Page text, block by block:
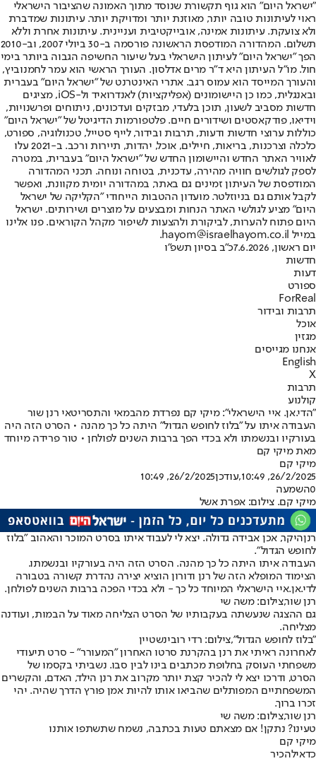
"ישראל היום" הוא גוף תקשורת שנוסד מתוך האמונה שהציבור הישראלי
ראוי לעיתונות טובה יותר, מאוזנת יותר ומדויקת יותר. עיתונות שמדברת
ולא צועקת. עיתונות אמינה, אובייקטיבית ועניינית. עיתונות אחרת וללא
תשלום. המהדורה המודפסת הראשונה פורסמה ב-30 ביולי 2007, וב-2010
הפך "ישראל היום" לעיתון הישראלי בעל שיעור החשיפה הגבוה ביותר בימי
חול. מו"ל העיתון היא ד"ר מרים אדלסון. העורך הראשי הוא עמר לחמנוביץ,
והעורך המייסד הוא עמוס רגב. אתרי האינטרנט של "ישראל היום" בעברית
ובאנגלית, כמו כן היישומונים (אפליקציות) לאנדרואיד ול-iOS, מציגים
חדשות מסביב לשעון, תוכן בלעדי, מבזקים ועדכונים, ניתוחים ופרשנויות,
וידיאו, פודקאסטים ושידורים חיים. פלטפורמות הדיגיטל של "ישראל היום"
כוללות ערוצי חדשות ודעות, תרבות ובידור, לייף סטייל, טכנולוגיה, ספורט,
כלכלה וצרכנות, בריאות, חיילים, אוכל, יהדות, תיירות ורכב. ב-2021 עלו
לאוויר האתר החדש והיישומון החדש של "ישראל היום" בעברית, במטרה
לספק לגולשים חוויה מהירה, עדכנית, בטוחה ונוחה. תכני המהדורה
המודפסת של העיתון זמינים גם באתר, במהדורה יומית מקוונת, ואפשר
לקבל אותם גם בניוזלטר. מועדון ההטבות הייחודי "הקליקה של ישראל
היום" מציע לגולשי האתר הנחות ומבצעים על מוצרים ושירותים. ישראל
היום פתוח להערות, לביקורת ולהצעות לשיפור מקהל הקוראים. פנו אלינו
במייל hayom@israelhayom.co.il.
יום ראשון, 7.6.2026
כ"ב בסיון תשפ"ו
חדשות
דעות
ספורט
ForReal
תרבות ובידור
אוכל
מגזין
אנחנו מגייסים
English
X
תרבות
קולנוע
"הדי.אן. איי הישראלי": מיקי קם נפרדת מהבמאי והתסריטאי רנן שור
העבודה איתו על "בלוז לחופש הגדול" היתה כל כך מהנה • הסרט הזה היה
בעורקיו ובנשמתו ולא בכדי הפך ברבות השנים לפולחן • טור פרידה מיוחד
מאת מיקי קם
מיקי קם
26/2/2025, 10:49
,עודכן26/2/2025, 10:49
0השמעה
מיקי קם. צילום: אפרת אשל
רנןהיקר, אכן אבידה גדולה. יצא לי לעבוד איתו בסרט המוכר והאהוב "בלוז
לחופש הגדול".
העבודה איתו היתה כל כך מהנה. הסרט הזה היה בעורקיו ובנשמתו.
הצימוד המופלא הזה של רנן ודורון הוציא יצירה נהדרת קשורה בטבורה
לדי.אן.איי הישראלי המיוחד כל כך - ולא בכדי הפכה ברבות השנים לפולחן.
רנן שור,צילום: משה שי
גם ההצגה שנעשתה בעקבותיו של הסרט הצליחה מאוד על הבמות, ועודנה
מצליחה.
"בלוז לחופש הגדול",צילום: רדי רובינשטיין
לאחרונה ראיתי את רנן בהקרנת סרטו האחרון "המעורר" - סרט תיעודי
משפחתי העוסק בחלופת מכתבים בינו לבין סבו. נשביתי בקסמו של
הסרט, ודרכו יצא לי להכיר קצת יותר מקרוב את רנן הילד, האדם, והקשרים
המשפחתיים המפותלים שהביאו אותו להיות אמן פורץ הדרך שהיה. יהי
זכרו ברוך.
רנן שור,צילום: משה שי
טעינו? נתקן! אם מצאתם טעות בכתבה, נשמח שתשתפו אותנו
מיקי קם
כדאילהכיר